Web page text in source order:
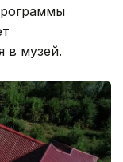
в музей.